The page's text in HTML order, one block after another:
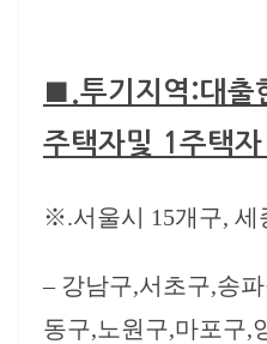
■.투기지역:대
주택자및 1주택
※.서울시 15개구, 세
– 강남구,서초구,송
동구,노원구,마포구,